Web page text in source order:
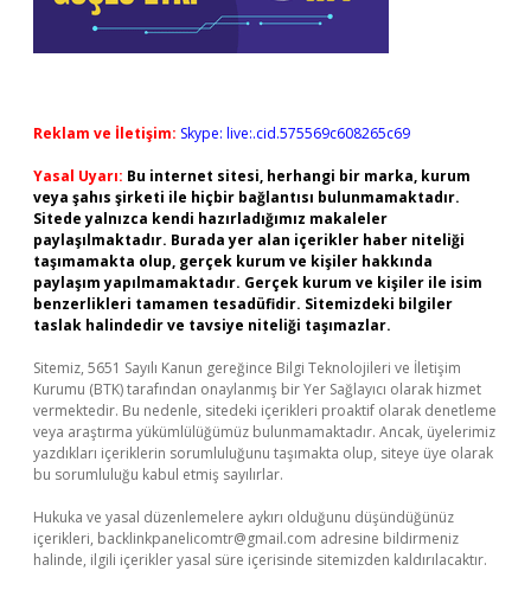
Reklam ve İletişim: Skype: live:.cid.575569c608265c69
Yasal Uyarı: Bu internet sitesi, herhangi bir marka, kurum
veya şahıs şirketi ile hiçbir bağlantısı bulunmamaktadır.
Sitede yalnızca kendi hazırladığımız makaleler
paylaşılmaktadır. Burada yer alan içerikler haber niteliği
taşımamakta olup, gerçek kurum ve kişiler hakkında
paylaşım yapılmamaktadır. Gerçek kurum ve kişiler ile isim
benzerlikleri tamamen tesadüfidir. Sitemizdeki bilgiler
taslak halindedir ve tavsiye niteliği taşımazlar.
Sitemiz, 5651 Sayılı Kanun gereğince Bilgi Teknolojileri ve İletişim
Kurumu (BTK) tarafından onaylanmış bir Yer Sağlayıcı olarak hizmet
vermektedir. Bu nedenle, sitedeki içerikleri proaktif olarak denetleme
veya araştırma yükümlülüğümüz bulunmamaktadır. Ancak, üyelerimiz
yazdıkları içeriklerin sorumluluğunu taşımakta olup, siteye üye olarak
bu sorumluluğu kabul etmiş sayılırlar.
Hukuka ve yasal düzenlemelere aykırı olduğunu düşündüğünüz
içerikleri, backlinkpanelicomtr@gmail.com adresine bildirmeniz
halinde, ilgili içerikler yasal süre içerisinde sitemizden kaldırılacaktır.